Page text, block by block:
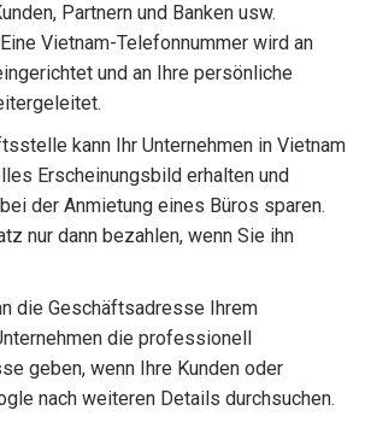
Partnern und Banken usw.
Vietnam-Telefonnummer wird an
und an Ihre persönliche
kann Ihr Unternehmen in Vietnam
Erscheinungsbild erhalten und
der Anmietung eines Büros sparen.
nur dann bezahlen, wenn Sie ihn
die Geschäftsadresse Ihrem
die professionell
geben, wenn Ihre Kunden oder
nach weiteren Details durchsuchen.